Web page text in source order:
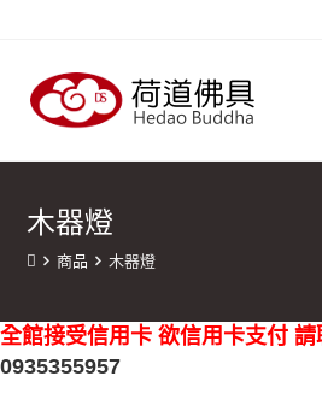
木器燈
商品 木器燈
全館接受信用卡 欲信用卡支付 請
0935355957